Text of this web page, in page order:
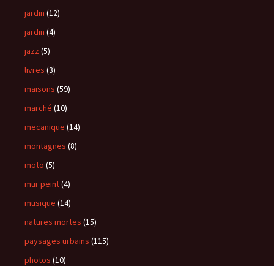
jardin (12)
jardin (4)
jazz (5)
livres (3)
maisons (59)
marché (10)
mecanique (14)
montagnes (8)
moto (5)
mur peint(4)
musique (14)
natures mortes (15)
paysages urbains (115)
photos (10)